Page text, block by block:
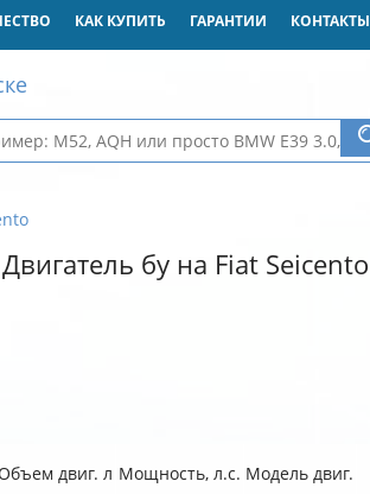
КАК КУПИТЬ ГАРАНТИИ КОНТАКТЫ
Двигатель бу на Fiat Seicento
двиг. л Мощность, л.с. Модель двиг.